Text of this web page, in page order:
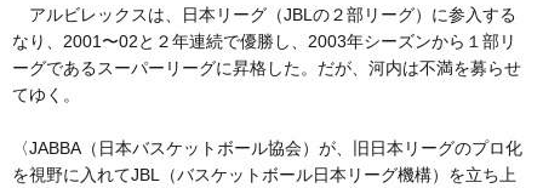
アルビレックスは、日本リーグ（JBLの２部リーグ）に参入する
なり、2001〜02と２年連続で優勝し、2003年シーズンから１部リ
ーグであるスーパーリーグに昇格した。だが、河内は不満を募らせ
てゆく。
〈JABBA（日本バスケットボール協会）が、旧日本リーグのプロ化
を視野に入れてJBL（バスケットボール日本リーグ機構）を立ち上